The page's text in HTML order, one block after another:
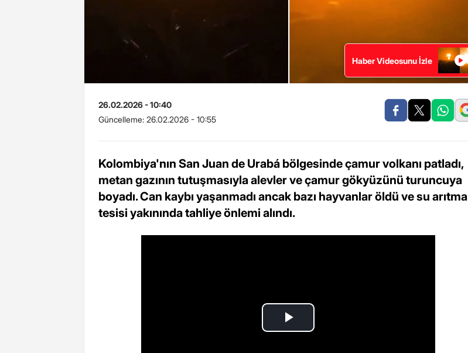
Haber Videosunu İzle
26.02.2026 - 10:40
Güncelleme: 26.02.2026 - 10:55
Kolombiya'nın San Juan de Urabá bölgesinde çamur volkanı patladı,
metan gazının tutuşmasıyla alevler ve çamur gökyüzünü turuncuya
boyadı. Can kaybı yaşanmadı ancak bazı hayvanlar öldü ve su arıtma
tesisi yakınında tahliye önlemi alındı.